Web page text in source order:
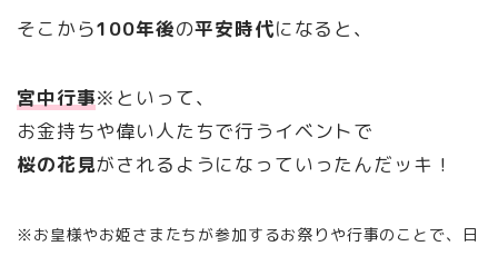
そこから100年後の平安時代になると、
宮中行事※といって、
お金持ちや偉い人たちで行うイベントで
桜の花見がされるようになっていったんだッキ！
※お皇様やお姫さまたちが参加するお祭りや行事のことで、日